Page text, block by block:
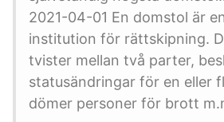
2021-04-01 En domstol är
institution för rättskipning.
tvister mellan två parter,
statusändringar för en eller
dömer personer för brott